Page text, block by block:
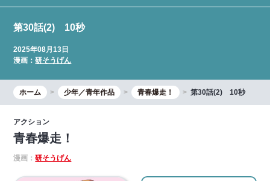
第30話(2) 10秒
2025年08月13日
漫画：研そうげん
ホーム 少年／青年作品 青春爆走！ 第30話(2) 10秒
アクション
青春爆走！
漫画：研そうげん